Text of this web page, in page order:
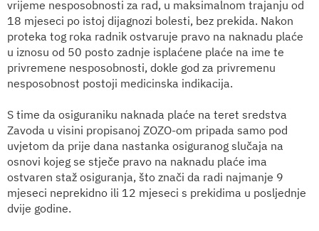
vrijeme nesposobnosti za rad, u maksimalnom trajanju od
18 mjeseci po istoj dijagnozi bolesti, bez prekida. Nakon
proteka tog roka radnik ostvaruje pravo na naknadu plaće
u iznosu od 50 posto zadnje isplaćene plaće na ime te
privremene nesposobnosti, dokle god za privremenu
nesposobnost postoji medicinska indikacija.
S time da osiguraniku naknada plaće na teret sredstva
Zavoda u visini propisanoj ZOZO-om pripada samo pod
uvjetom da prije dana nastanka osiguranog slučaja na
osnovi kojeg se stječe pravo na naknadu plaće ima
ostvaren staž osiguranja, što znači da radi najmanje 9
mjeseci neprekidno ili 12 mjeseci s prekidima u posljednje
dvije godine.